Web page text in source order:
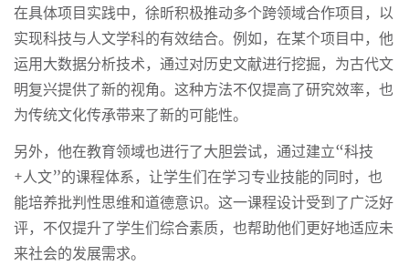
在具体项目实践中，徐昕积极推动多个跨领域合作项目，以
实现科技与人文学科的有效结合。例如，在某个项目中，他
运用大数据分析技术，通过对历史文献进行挖掘，为古代文
明复兴提供了新的视角。这种方法不仅提高了研究效率，也
为传统文化传承带来了新的可能性。
另外，他在教育领域也进行了大胆尝试，通过建立“科技
+人文”的课程体系，让学生们在学习专业技能的同时，也
能培养批判性思维和道德意识。这一课程设计受到了广泛好
评，不仅提升了学生们综合素质，也帮助他们更好地适应未
来社会的发展需求。